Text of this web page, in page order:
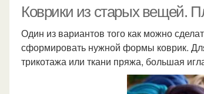
Коврики из старых вещей.
Один из вариантов того как можно
сформировать нужной формы коврик.
трикотажа или ткани пряжа, большая